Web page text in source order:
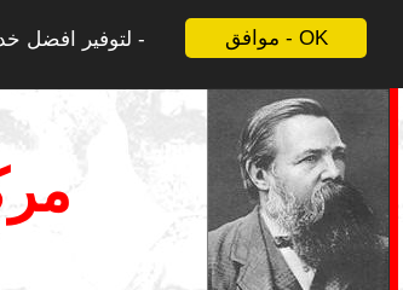
موافق - OK
لتوفير افضل